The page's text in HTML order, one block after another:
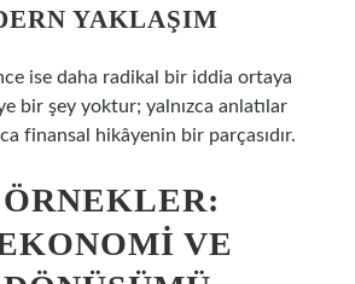
YAKLAŞIM
ise daha radikal bir iddia ortaya
bir şey yoktur; yalnızca anlatılar
finansal hikâyenin bir parçasıdır.
VE